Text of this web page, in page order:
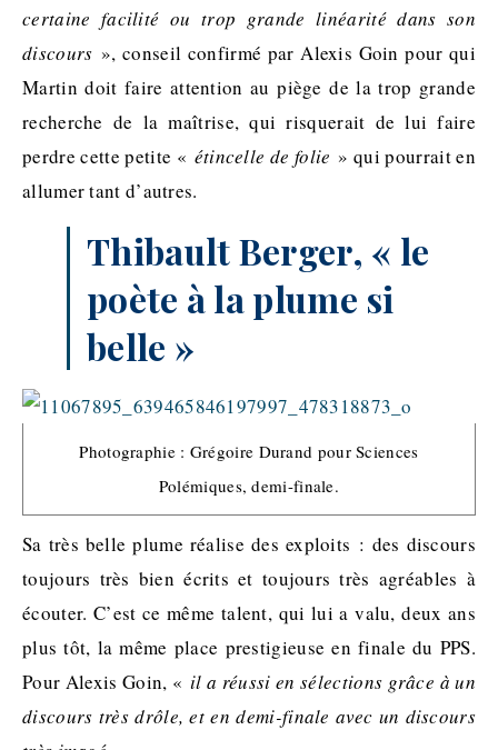
certaine facilité ou trop grande linéarité dans son
discours », conseil confirmé par Alexis Goin pour qui
Martin doit faire attention au piège de la trop grande
recherche de la maîtrise, qui risquerait de lui faire
perdre cette petite « étincelle de folie » qui pourrait en
allumer tant d’autres.
Thibault Berger, « le
poète à la plume si
belle »
Photographie : Grégoire Durand pour Sciences
Polémiques, demi-finale.
Sa très belle plume réalise des exploits : des discours
toujours très bien écrits et toujours très agréables à
écouter. C’est ce même talent, qui lui a valu, deux ans
plus tôt, la même place prestigieuse en finale du PPS.
Pour Alexis Goin, « il a réussi en sélections grâce à un
discours très drôle, et en demi-finale avec un discours